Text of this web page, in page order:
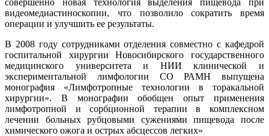
видеомедиастиноскопии, что позволило сократить время
операции и улучшить ее результаты.
В 2008 году сотрудниками отделения совместно с кафедрой
госпитальной хирургии Новосибирского государственного
медицинского университета и НИИ клинической и
экспериментальной лимфологии СО РАМН выпущена
монография «Лимфотропные технологии в торакальной
хирургии». В монографии обобщен опыт применения
лимфотропной и сорбционной терапии в комплексном
лечении больных рубцовыми сужениями пищевода после
химического ожога и острых абсцессов легких»